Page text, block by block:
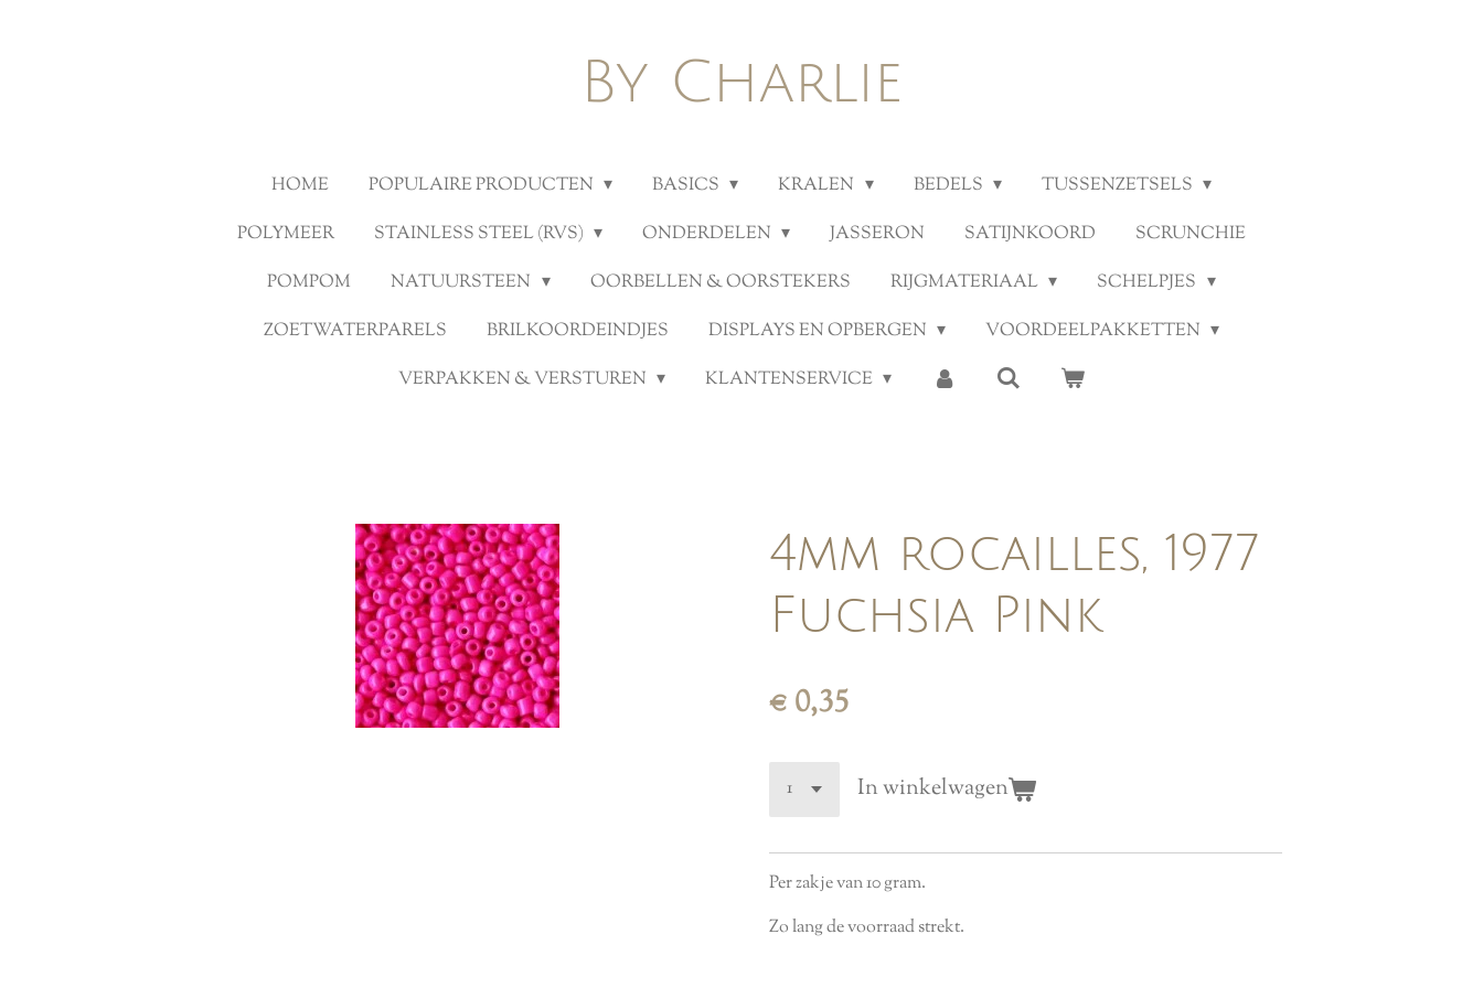
By Charlie
HOME POPULAIRE PRODUCTEN BASICS KRALEN BEDELS
TUSSENZETSELS
POLYMEER
STAINLESS STEEL (RVS) ONDERDELEN JASSERON SATIJNKOORD
SCRUNCHIE
POMPOM
NATUURSTEEN OORBELLEN & OORSTEKERS RIJGMATERIAAL
SCHELPJES
ZOETWATERPARELS
BRILKOORDEINDJES DISPLAYS EN OPBERGEN
VOORDEELPAKKETTEN
VERPAKKEN & VERSTUREN
KLANTENSERVICE
4mm rocailles, 1977
Fuchsia Pink
€ 0,35
In winkelwagen
Per zakje van 10 gram.
Zo lang de voorraad strekt.